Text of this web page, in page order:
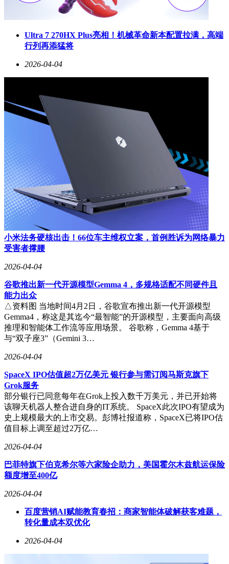
Ultra 7 270HX Plus亮相！机械革命新本配置拉满，高端
行列再添猛将
2026-04-04
小米法务硬核出击！66位车主维权立案，首例胜诉为网络暴力
受害者撑腰
2026-04-04
谷歌推出新一代开源模型Gemma 4，多规格适配不同硬件且
能力出众
△资料图 当地时间4月2日，谷歌宣布推出新一代开源模型
Gemma4，称这是其迄今“最智能”的开源模型，主要面向高级
推理和智能体工作流等应用场景。 谷歌称，Gemma 4基于
与“双子座3”（Gemini 3…
2026-04-04
SpaceX IPO估值超2万亿美元 银行参与需订阅马斯克旗下
Grok服务
部分银行已同意每年在Grok上投入数千万美元，并已开始将
该聊天机器人整合进自身的IT系统。 SpaceX此次IPO有望成为
史上规模最大的上市交易。彭博社报道称，SpaceX已将IPO估
值目标上调至超过2万亿…
2026-04-04
巴菲特旗下伯克希尔等六家险企助力，美国霍尔木兹航运保险
额度增至400亿
2026-04-04
百度营销AI赋能教育春招：商家智能体破解获客难题，
转化量成本双优化
2026-04-04